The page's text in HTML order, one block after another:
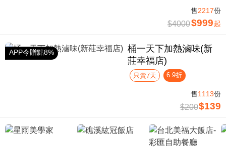
售2217份
$4000$999 起
APP今贈點8%
桶一天下加熱滷味(新
莊幸福店)
只賣7天 6.9折
售1113份
$200$139